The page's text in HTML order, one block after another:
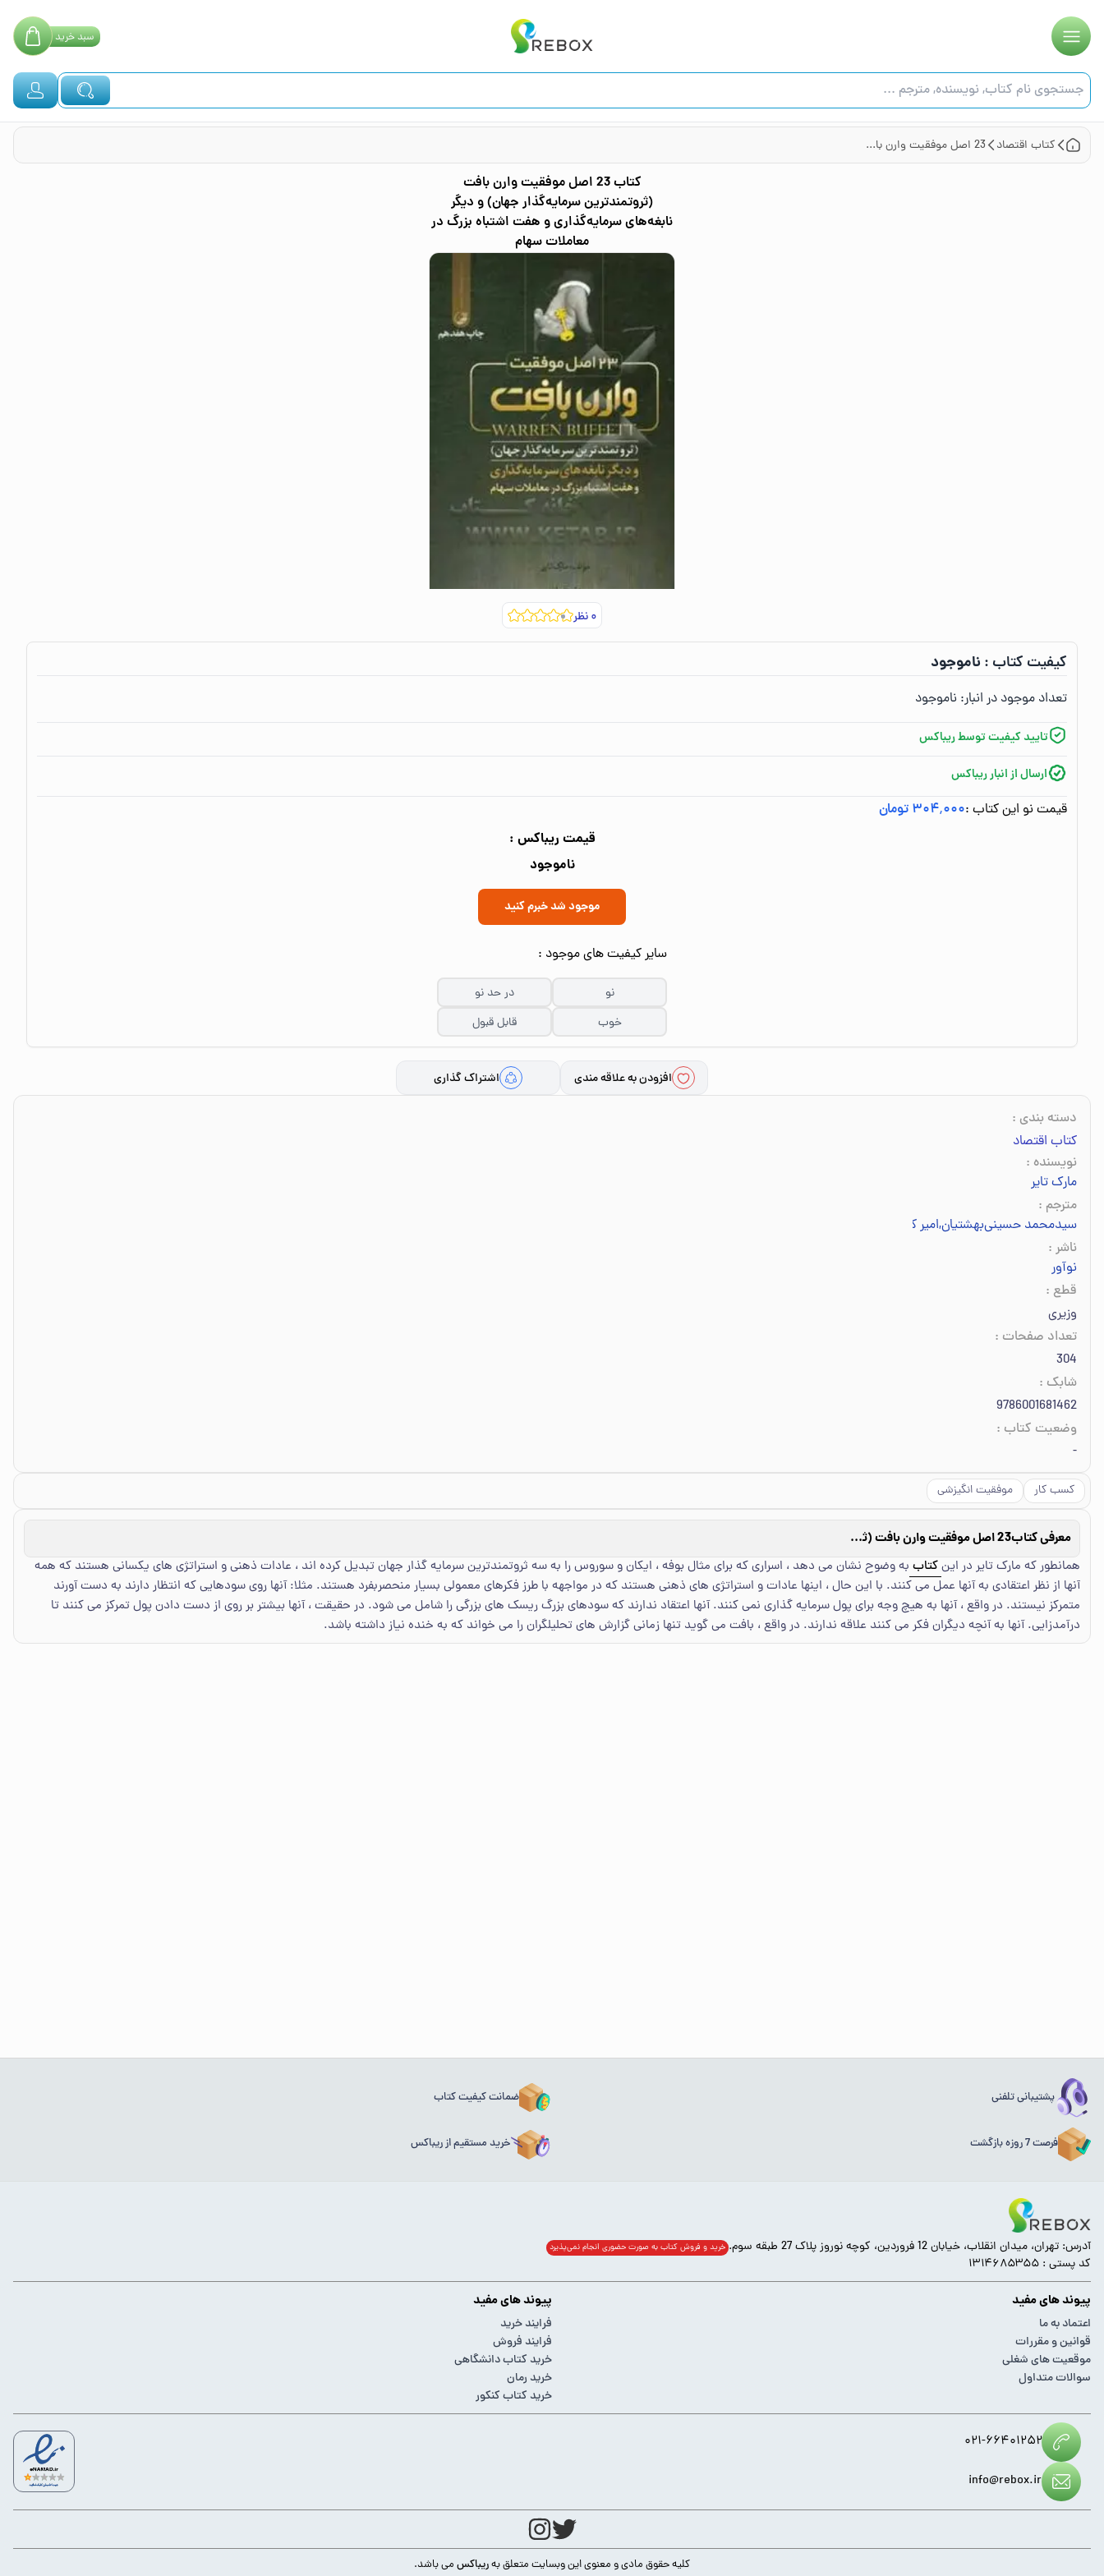
سبدخرید
کتاب اقتصاد 23 اصل موفقیت وارن بافت (ثروتمندترین سرمایه‌گذار جهان) و دیگر نابغه‌های سرمایه‌گذاری و هفت اشتباه بزرگ در معاملات سهام
کتاب
23 اصل موفقیت وارن بافت
(ثروتمندترین سرمایه‌گذار جهان) و دیگر
نابغه‌های سرمایه‌گذاری و هفت اشتباه بزرگ در
معاملات سهام
۰نظر
کیفیت کتاب :‌ ناموجود
تعداد موجود در انبار:‌ ناموجود
تایید کیفیت توسط ریباکس
ارسال از انبار ریباکس
قیمت نو این کتاب :۳۰۴٬۰۰۰ تومان
قیمت ریباکس :
ناموجود
موجود شد خبرم کنید
سایر کیفیت های موجود :
نو
در حد نو
خوب
قابل قبول
افزودن به علاقه مندی اشتراک گذاری
دسته بندی :
کتاب اقتصاد
نویسنده :
مارک تایر
مترجم :
سیدمحمد حسینی‌بهشتیان,امیر کامگار
ناشر :
نوآور
قطع :
وزیری
تعداد صفحات :
304
شابک :
9786001681462
وضعیت کتاب :
-
کسب کار موفقیت انگیزشی
معرفی کتاب 23 اصل موفقیت وارن بافت (ثروتمندترین سرمایه‌گذار جهان) و دیگر نابغه‌های سرمایه‌گذاری و هفت اشتباه بزرگ در معاملات سهام
همانطور که مارک تایر در اینکتاب به وضوح نشان می دهد ، اسراری که برای مثال بوفه ، ایکان و سوروس را به سه ثروتمندترین سرمایه گذار جهان تبدیل کرده اند ، عادات ذهنی و استراتژی های یکسانی هستند که همه
آنها از نظر اعتقادی به آنها عمل می کنند. با این حال ، اینها عادات و استراتژی های ذهنی هستند که در مواجهه با طرز فکرهای معمولی بسیار منحصربفرد هستند. مثلا: آنها روی سودهایی که انتظار دارند به دست آورند
متمرکز نیستند. در واقع ، آنها به هیچ وجه برای پول سرمایه گذاری نمی کنند. آنها اعتقاد ندارند که سودهای بزرگ ریسک های بزرگی را شامل می شود. در حقیقت ، آنها بیشتر بر روی از دست دادن پول تمرکز می کنند تا
درآمدزایی. آنها به آنچه دیگران فکر می کنند علاقه ندارند. در واقع ، بافت می گوید تنها زمانی گزارش های تحلیلگران را می خواند که به خنده نیاز داشته باشد.
پشتیبانی تلفنی ضمانت کیفیت کتاب
فرصت 7 روزه بازگشت خرید مستقیم از ریباکس
آدرس: تهران، میدان انقلاب، خیابان 12 فروردین، کوچه نوروز پلاک 27 طبقه سوم. خرید و فروش کتاب به صورت حضوری انجام‌ نمی‌پذیرد
کد پستی : ۱۳۱۴۶۸۵۳۵۵
پیوند های مفید
اعتماد به ما
قوانین و مقررات
موقعیت های شغلی
سوالات متداول
پیوند های مفید
فرایند خرید
فرایند فروش
خرید کتاب دانشگاهی
خرید رمان
خرید کتاب کنکور
۰۲۱-۶۶۴۰۱۲۵۲
info@rebox.ir
کلیه حقوق مادی و معنوی این وبسایت متعلق بهریباکس می باشد.